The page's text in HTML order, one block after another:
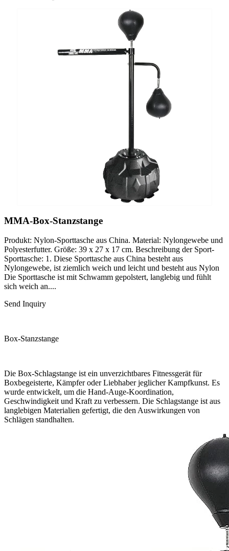
MMA-Box-Stanzstange
Produkt: Nylon-Sporttasche aus China. Material: Nylongewebe und
Polyesterfutter. Größe: 39 x 27 x 17 cm. Beschreibung der Sport-
Sporttasche: 1. Diese Sporttasche aus China besteht aus
Nylongewebe, ist ziemlich weich und leicht und besteht aus Nylon
Die Sporttasche ist mit Schwamm gepolstert, langlebig und fühlt
sich weich an....
Send Inquiry
Box-Stanzstange
Die Box-Schlagstange ist ein unverzichtbares Fitnessgerät für
Boxbegeisterte, Kämpfer oder Liebhaber jeglicher Kampfkunst. Es
wurde entwickelt, um die Hand-Auge-Koordination,
Geschwindigkeit und Kraft zu verbessern. Die Schlagstange ist aus
langlebigen Materialien gefertigt, die den Auswirkungen von
Schlägen standhalten.